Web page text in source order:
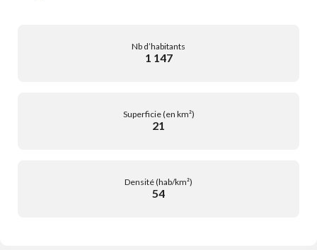
Nb d’habitants
1 147
Superficie (en km²)
21
Densité (hab/km²)
54